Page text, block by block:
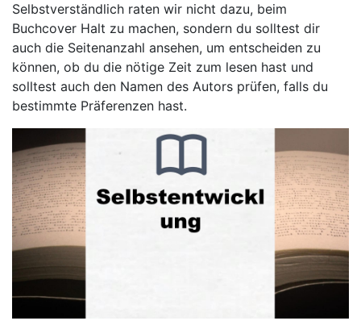
Selbstverständlich raten wir nicht dazu, beim
Buchcover Halt zu machen, sondern du solltest dir
auch die Seitenanzahl ansehen, um entscheiden zu
können, ob du die nötige Zeit zum lesen hast und
solltest auch den Namen des Autors prüfen, falls du
bestimmte Präferenzen hast.